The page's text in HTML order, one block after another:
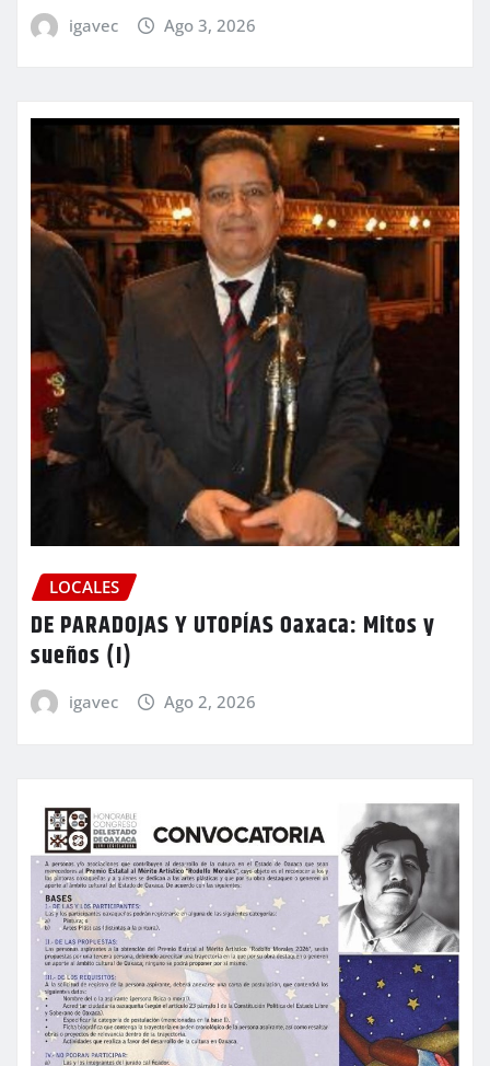
igavec Ago 3, 2026
LOCALES
DE PARADOJAS Y UTOPÍAS Oaxaca: Mitos y
sueños (I)
igavec Ago 2, 2026